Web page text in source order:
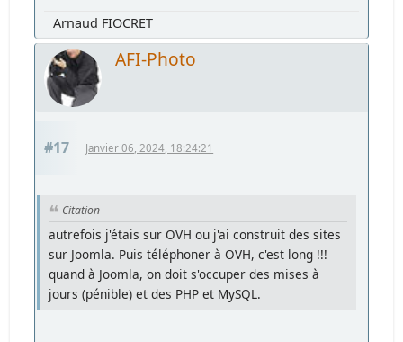
Arnaud FIOCRET
AFI-Photo
#17 Janvier 06, 2024, 18:24:21
Citation
autrefois j'étais sur OVH ou j'ai construit des sites
sur Joomla. Puis téléphoner à OVH, c'est long !!!
quand à Joomla, on doit s'occuper des mises à
jours (pénible) et des PHP et MySQL.